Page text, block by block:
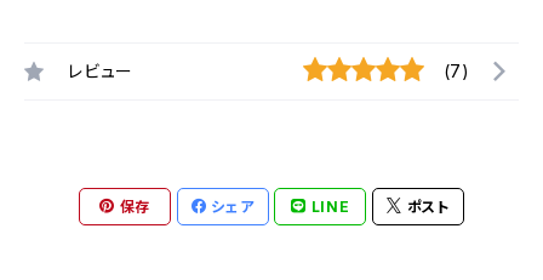
レビュー (7)
保存 シェア LINE ポスト